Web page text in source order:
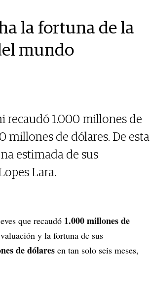
la fortuna de la
mundo
recaudó 1.000 millones de
millones de dólares. De esta
estimada de sus
Lara.
que recaudó 1.000 millones de
y la fortuna de sus
de dólares en tan solo seis meses,